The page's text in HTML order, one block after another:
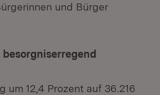
und Bürger
um 12,4 Prozent auf 36.216